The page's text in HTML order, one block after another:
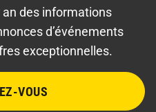
an des informations
d’événements
exceptionnelles.
VOUS